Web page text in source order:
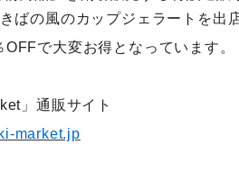
ばの風のカップジェラートを出
で大変お得となっています。
」通販サイト
market.jp